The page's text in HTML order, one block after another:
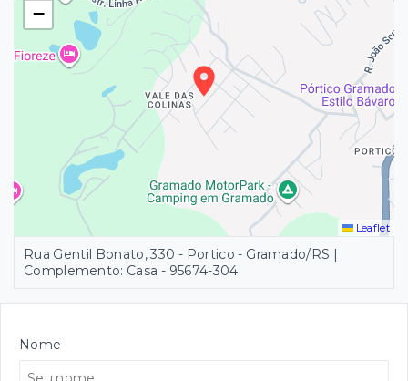
−
Leaflet
Rua Gentil Bonato, 330 - Portico - Gramado/RS |
Complemento: Casa - 95674-304
Nome